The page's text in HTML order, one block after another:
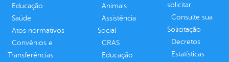
Educação
Saúde
Atos normativos
Convênios e
Transferências
Animais
Assistência
Social
CRAS
Educação
solicitar
Consulte sua
Solicitação
Decretos
Estatísticas